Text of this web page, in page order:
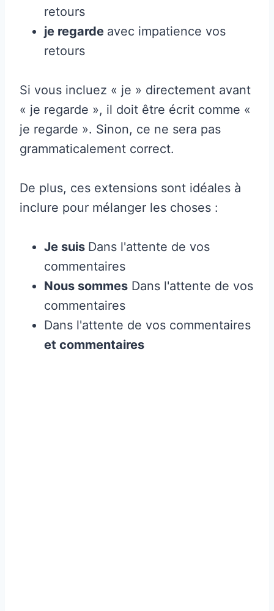
retours
je regarde avec impatience vos
retours
Si vous incluez « je » directement avant
« je regarde », il doit être écrit comme «
je regarde ». Sinon, ce ne sera pas
grammaticalement correct.
De plus, ces extensions sont idéales à
inclure pour mélanger les choses :
Je suis Dans l'attente de vos
commentaires
Nous sommes Dans l'attente de vos
commentaires
Dans l'attente de vos commentaires
et commentaires